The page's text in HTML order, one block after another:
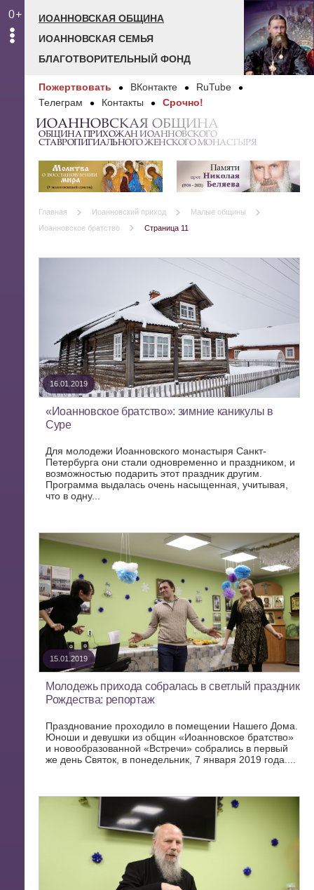
0+
ИОАННОВСКАЯ ОБЩИНА
ИОАННОВСКАЯ СЕМЬЯ
БЛАГОТВОРИТЕЛЬНЫЙ ФОНД
Пожертвовать ВКонтакте
RuTube
Телеграм
Контакты Срочно!
ИОАННОВСКАЯ ОБЩИНА
ОБЩИНА ПРИХОЖАН ИОАННОВСКОГО
СТАВРОПИГИАЛЬНОГО ЖЕНСКОГО МОНАСТЫРЯ
Главная Иоанновский приход
Малые общины
Иоанновское братство
Страница 11
16.01.2019
«Иоанновское братство»: зимние каникулы в
Суре
Для молодежи Иоанновского монастыря Санкт-
Петербурга они стали одновременно и праздником, и
возможностью подарить этот праздник другим.
Программа выдалась очень насыщенная, учитывая,
что в одну...
15.01.2019
Молодежь прихода собралась в светлый праздник
Рождества: репортаж
Празднование проходило в помещении Нашего Дома.
Юноши и девушки из общин «Иоанновское братство»
и новообразованной «Встречи» собрались в первый
же день Святок, в понедельник, 7 января 2019 года....